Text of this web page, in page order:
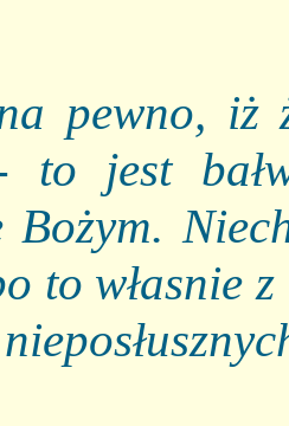
pewno, iż
to jest
Bożym.
to własnie